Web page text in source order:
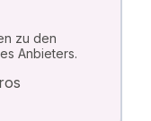
zu den
Anbieters.